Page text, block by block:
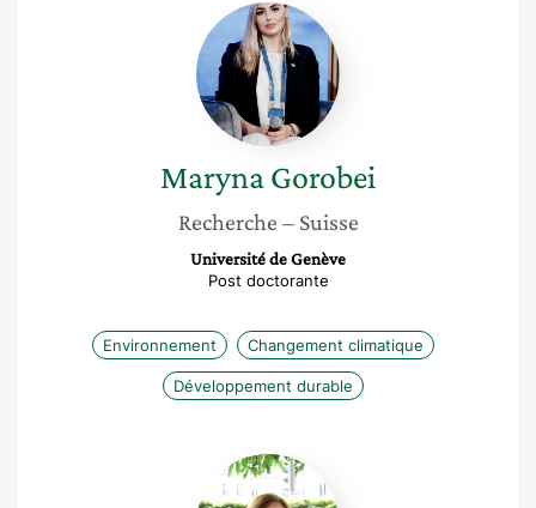
Maryna
Gorobei
MarynaGorobei
Recherche – Suisse
Université de Genève
Post doctorante
Environnement Changement climatique
Développement durable
Clémence
Lacharme